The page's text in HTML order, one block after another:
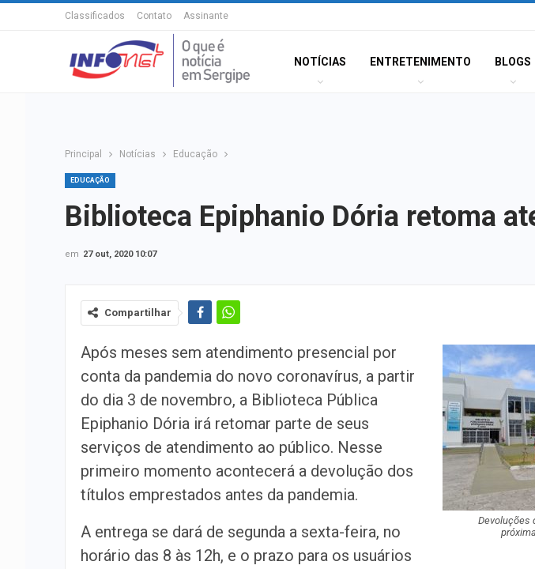
Classificados Contato Assinante
NOTÍCIAS ENTRETENIMENTO BLOGS
Principal Notícias Educação
EDUCAÇÃO
Biblioteca Epiphanio Dória retoma
em 27 out, 2020 10:07
Compartilhar
Devoluções
Após meses sem atendimento presencial por
conta da pandemia do novo coronavírus, a partir
do dia 3 de novembro, a Biblioteca Pública
Epiphanio Dória irá retomar parte de seus
serviços de atendimento ao público. Nesse
primeiro momento acontecerá a devolução dos
títulos emprestados antes da pandemia.
A entrega se dará de segunda a sexta-feira, no
horário das 8 às 12h, e o prazo para os usuários